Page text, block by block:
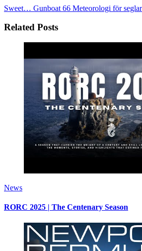
Sweet… Gunboat 66 Meteorologi för
Related Posts
News
RORC 2025 | The Centenary Season